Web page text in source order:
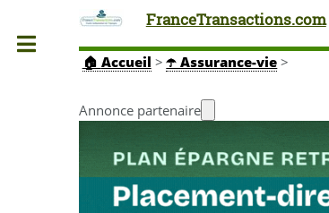
FranceTransactions.com
🏠 Accueil > ☂️ Assurance-vie >
Annonce partenaire
Toggle